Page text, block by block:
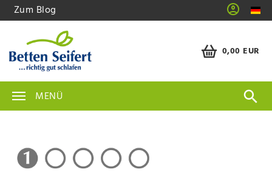
Zum Blog
0,00 EUR
MENÜ